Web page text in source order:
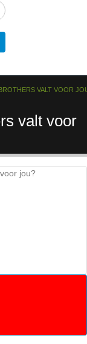
VALT VOOR
valt voor
jou?